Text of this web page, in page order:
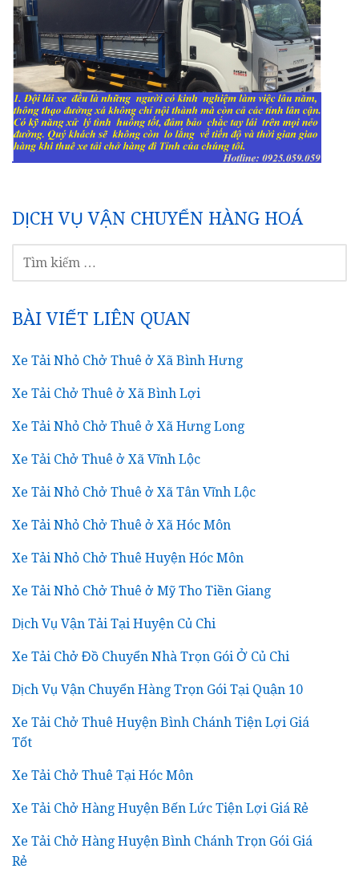
DỊCH VỤ VẬN CHUYỂN HÀNG HOÁ
KIẾM
BÀI VIẾT LIÊN QUAN
Xe Tải Nhỏ Chở Thuê ở Xã Bình Hưng
Xe Tải Chở Thuê ở Xã Bình Lợi
Xe Tải Nhỏ Chở Thuê ở Xã Hưng Long
Xe Tải Chở Thuê ở Xã Vĩnh Lộc
Xe Tải Nhỏ Chở Thuê ở Xã Tân Vĩnh Lộc
Xe Tải Nhỏ Chở Thuê ở Xã Hóc Môn
Xe Tải Nhỏ Chở Thuê Huyện Hóc Môn
Xe Tải Nhỏ Chở Thuê ở Mỹ Tho Tiền Giang
Dịch Vụ Vận Tải Tại Huyện Củ Chi
Xe Tải Chở Đồ Chuyển Nhà Trọn Gói Ở Củ Chi
Dịch Vụ Vận Chuyển Hàng Trọn Gói Tại Quận 10
Xe Tải Chở Thuê Huyện Bình Chánh Tiện Lợi Giá
Tốt
Xe Tải Chở Thuê Tại Hóc Môn
Xe Tải Chở Hàng Huyện Bến Lức Tiện Lợi Giá Rẻ
Xe Tải Chở Hàng Huyện Bình Chánh Trọn Gói Giá
Rẻ